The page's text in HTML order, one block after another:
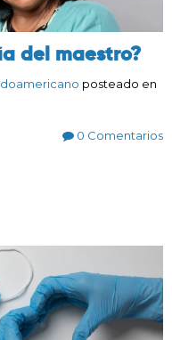
del maestro?
posteado en
0 Comentarios